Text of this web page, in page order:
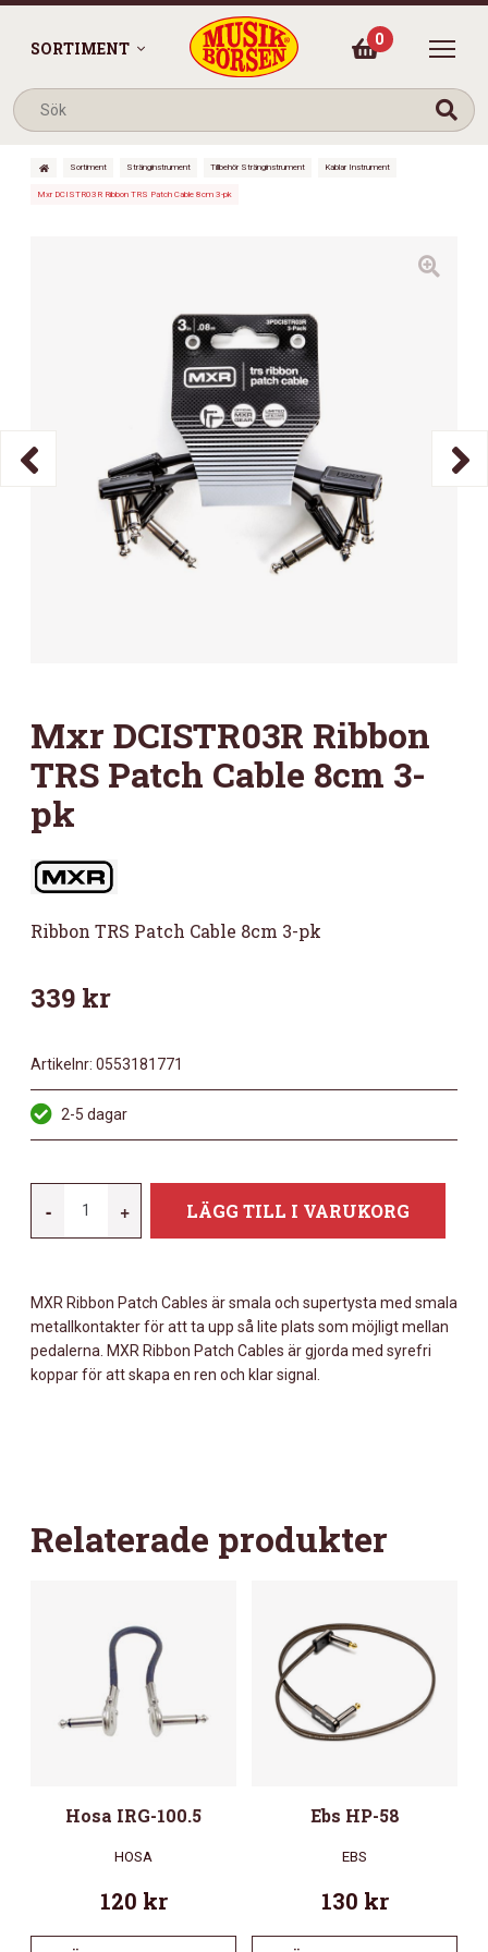
SORTIMENT 0
Sortiment Stränginstrument Tillbehör Stränginstrument Kablar Instrument
Mxr DCISTR03R Ribbon TRS Patch Cable 8cm 3-pk
Mxr DCISTR03R Ribbon
TRS Patch Cable 8cm 3-
pk
Ribbon TRS Patch Cable 8cm 3-pk
339 kr
Artikelnr: 0553181771
2-5 dagar
-
DCISTR03R
PATCH
CABLE
8CM
3-
+ LÄGG TILL I VARUKORG
MXR Ribbon Patch Cables är smala och supertysta med smala
metallkontakter för att ta upp så lite plats som möjligt mellan
pedalerna. MXR Ribbon Patch Cables är gjorda med syrefri
koppar för att skapa en ren och klar signal.
Relaterade produkter
Hosa IRG-100.5
HOSA
120 kr
Ebs HP-58
EBS
130 kr